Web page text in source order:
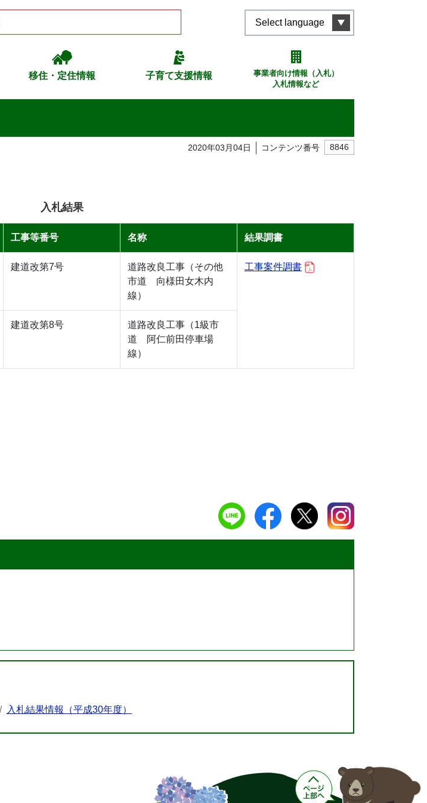
Select language
移住・定住情報 子育て支援情報
事業者向け情報（入札）
入札情報など
2020年03月04日 コンテンツ番号 8846
入札結果
工事等番号 名称 結果調書
建道改第7号
道路改良工事（その他
市道 向様田女木内
線）
工事案件調書
建道改第8号
道路改良工事（1級市
道 阿仁前田停車場
線）
入札結果情報（平成30年度）